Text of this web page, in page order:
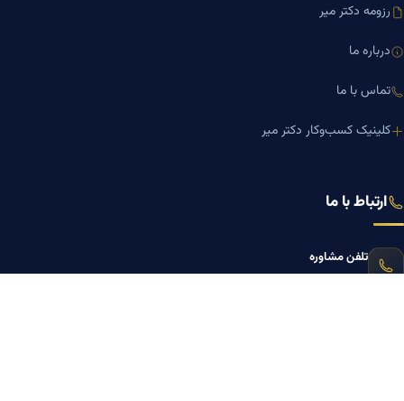
رزومه دکتر میر
درباره ما
تماس با ما
کلینیک کسب‌وکار دکتر میر
ارتباط با ما
تلفن مشاوره